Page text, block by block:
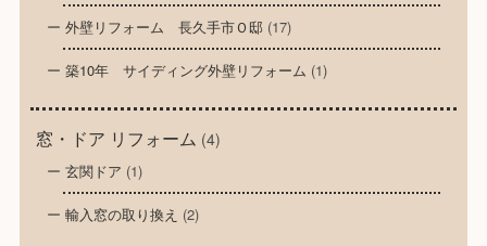
外壁リフォーム 長久手市Ｏ邸(17)
築10年 サイディング外壁リフォーム (1)
窓・ドア リフォーム (4)
玄関ドア (1)
輸入窓の取り換え (2)